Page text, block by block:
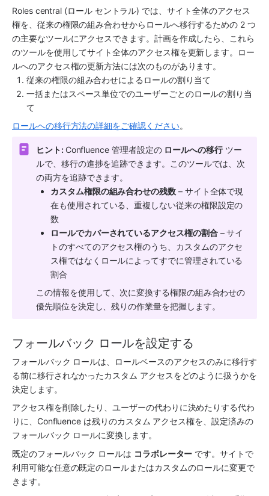
Roles central (ロール セントラル) では、サイト全体のアクセス
権を、従来の権限の組み合わせからロールへ移行するための 2 つ
の主要なツールにアクセスできます。計画を作成したら、これら
のツールを使用してサイト全体のアクセス権を更新します。ロー
ルへのアクセス権の更新方法には次のものがあります。
従来の権限の組み合わせによるロールの割り当て
一括またはスペース単位でのユーザーごとのロールの割り当
て
ロールへの移行方法の詳細をご確認ください。
ヒント: Confluence 管理者設定の ロールへの移行 ツー
ルで、移行の進捗を追跡できます。このツールでは、次
の両方を追跡できます。
カスタム権限の組み合わせの残数 – サイト全体で現
在も使用されている、重複しない従来の権限設定の
数
ロールでカバーされているアクセス権の割合 – サイ
トのすべてのアクセス権のうち、カスタムのアクセ
ス権ではなくロールによってすでに管理されている
割合
この情報を使用して、次に変換する権限の組み合わせの
優先順位を決定し、残りの作業量を把握します。
フォールバック ロールを設定する
フォールバック ロールは、ロールベースのアクセスのみに移行す
る前に移行されなかったカスタム アクセスをどのように扱うかを
決定します。
アクセス権を削除したり、ユーザーの代わりに決めたりする代わ
りに、Confluence は残りのカスタム アクセス権を、設定済みの
フォールバック ロールに変換します。
既定のフォールバック ロールは コラボレーター です。サイトで
利用可能な任意の既定のロールまたはカスタムのロールに変更で
きます。